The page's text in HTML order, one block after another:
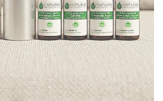
accessoires
et mélanges